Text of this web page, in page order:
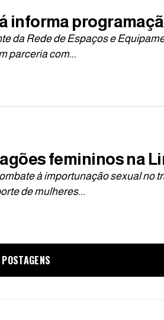
informa
da Rede de Espaços e
parceria com...
femininos na
à importunação sexual no
de mulheres...